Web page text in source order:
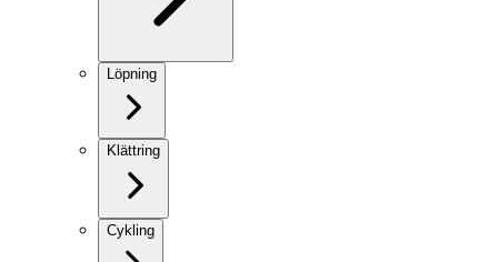
Löpning
Klättring
Cykling